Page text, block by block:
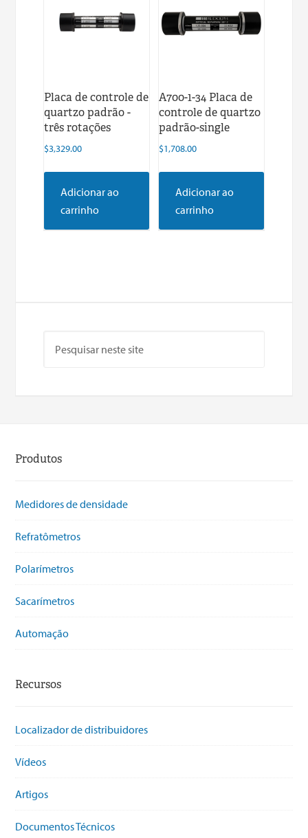
Placa de controle de
quartzo padrão -
três rotações
$3,329.00
Adicionar ao
carrinho
A700-1-34 Placa de
controle de quartzo
padrão-single
$1,708.00
Adicionar ao
carrinho
Produtos
Medidores de densidade
Refratômetros
Polarímetros
Sacarímetros
Automação
Recursos
Localizador de distribuidores
Vídeos
Artigos
Documentos Técnicos